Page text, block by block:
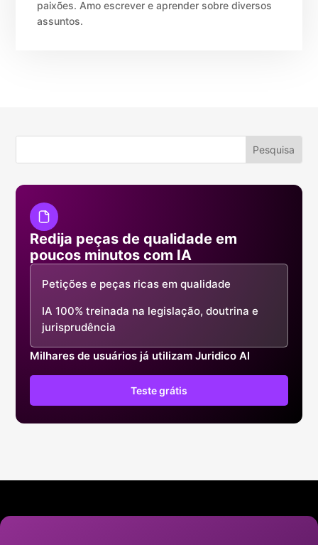
paixões. Amo escrever e aprender sobre diversos
assuntos.
Redija peças de qualidade em
poucos minutos com IA
Petições e peças ricas em qualidade
IA 100% treinada na legislação, doutrina e
jurisprudência
Milhares de usuários já utilizam Juridico AI
Teste grátis